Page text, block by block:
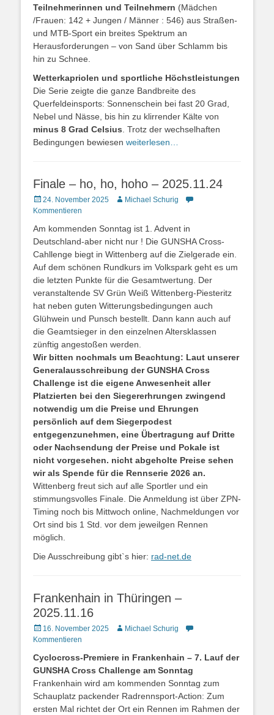
Teilnehmerinnen und Teilnehmern (Mädchen
/Frauen: 142 + Jungen / Männer : 546) aus Straßen-
und MTB-Sport ein breites Spektrum an
Herausforderungen – von Sand über Schlamm bis
hin zu Schnee.
Wetterkapriolen und sportliche Höchstleistungen
Die Serie zeigte die ganze Bandbreite des
Querfeldeinsports: Sonnenschein bei fast 20 Grad,
Nebel und Nässe, bis hin zu klirrender Kälte von
minus 8 Grad Celsius . Trotz der wechselhaften
Bedingungen bewiesen weiterlesen…
Finale – ho, ho, hoho – 2025.11.24
24. November 2025
Michael Schurig
Kommentieren
Am kommenden Sonntag ist 1. Advent in
Deutschland-aber nicht nur ! Die GUNSHA Cross-
Cahllenge biegt in Wittenberg auf die Zielgerade ein.
Auf dem schönen Rundkurs im Volkspark geht es um
die letzten Punkte für die Gesamtwertung. Der
veranstaltende SV Grün Weiß Wittenberg-Piesteritz
hat neben guten Witterungsbedingungen auch
Glühwein und Punsch bestellt. Dann kann auch auf
die Geamtsieger in den einzelnen Altersklassen
zünftig angestoßen werden.
Wir bitten nochmals um Beachtung: Laut unserer
Generalausschreibung der GUNSHA Cross
Challenge ist die eigene Anwesenheit aller
Platzierten bei den Siegererhrungen zwingend
notwendig um die Preise und Ehrungen
persönlich auf dem Siegerpodest
entgegenzunehmen, eine Übertragung auf Dritte
oder Nachsendung der Preise und Pokale ist
nicht vorgesehen. nicht abgeholte Preise sehen
wir als Spende für die Rennserie 2026 an.
Wittenberg freut sich auf alle Sportler und ein
stimmungsvolles Finale. Die Anmeldung ist über ZPN-
Timing noch bis Mittwoch online, Nachmeldungen vor
Ort sind bis 1 Std. vor dem jeweilgen Rennen
möglich.
Die Ausschreibung gibt`s hier: rad-net.de
Frankenhain in Thüringen –
2025.11.16
16. November 2025
Michael Schurig
Kommentieren
Cyclocross-Premiere in Frankenhain – 7. Lauf der
GUNSHA Cross Challenge am Sonntag
Frankenhain wird am kommenden Sonntag zum
Schauplatz packender Radrennsport-Action: Zum
ersten Mal richtet der Ort ein Rennen im Rahmen der